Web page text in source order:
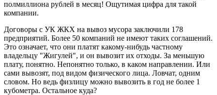
полмиллиона рублей в месяц! Ощутимая цифра для такой
компании.
Договоры с УК ЖКХ на вывоз мусора заключили 178
предприятий. Более 50 компаний не имеют таких соглашений.
Это означает, что они платят какому-нибудь частному
владельцу "Жигулей", и он вывозит их отходы. За меньшую
плату, понятно. Непонятно только, в каком направлении. Или
сами вывозят, под видом физического лица. Ловчат, одним
словом. Но ведь физлицу можно вывозить в год не более 1
кубометра. Остальное куда?